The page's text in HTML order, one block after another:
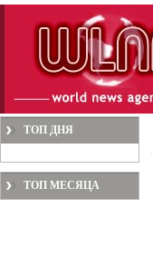
ТОП ДНЯ
ТОП МЕСЯЦА